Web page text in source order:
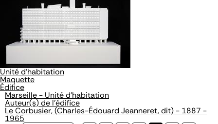
Unité d'habitation
Maquette
Édifice
Marseille - Unité d'habitation
Auteur(s) de l'édifice
Le Corbusier, (Charles-Édouard Jeanneret, dit) - 1887 -
1965